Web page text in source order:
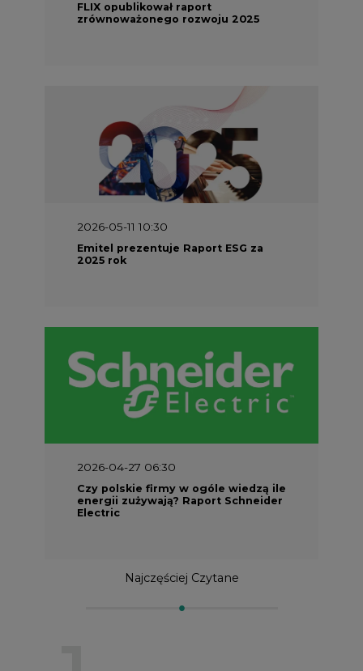
FLIX opublikował raport
zrównoważonego rozwoju 2025
2026-05-11 10:30
Emitel prezentuje Raport ESG za
2025 rok
2026-04-27 06:30
Czy polskie firmy w ogóle wiedzą ile
energii zużywają? Raport Schneider
Electric
Najczęściej Czytane